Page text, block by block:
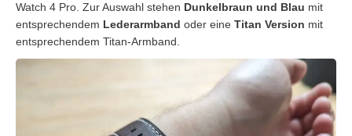
Watch 4 Pro. Zur Auswahl stehen Dunkelbraun und Blau mit
entsprechendem Lederarmband oder eine Titan Version mit
entsprechendem Titan-Armband.